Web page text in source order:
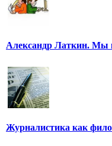
Александр Латкин. Мы
Журналистика как